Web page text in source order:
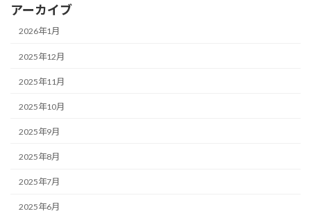
アーカイブ
2026年1月
2025年12月
2025年11月
2025年10月
2025年9月
2025年8月
2025年7月
2025年6月